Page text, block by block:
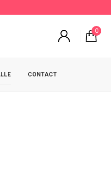
0
CONTACT